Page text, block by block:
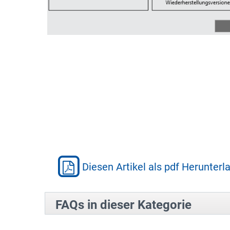
Diesen Artikel als pdf
FAQs in dieser Kategorie